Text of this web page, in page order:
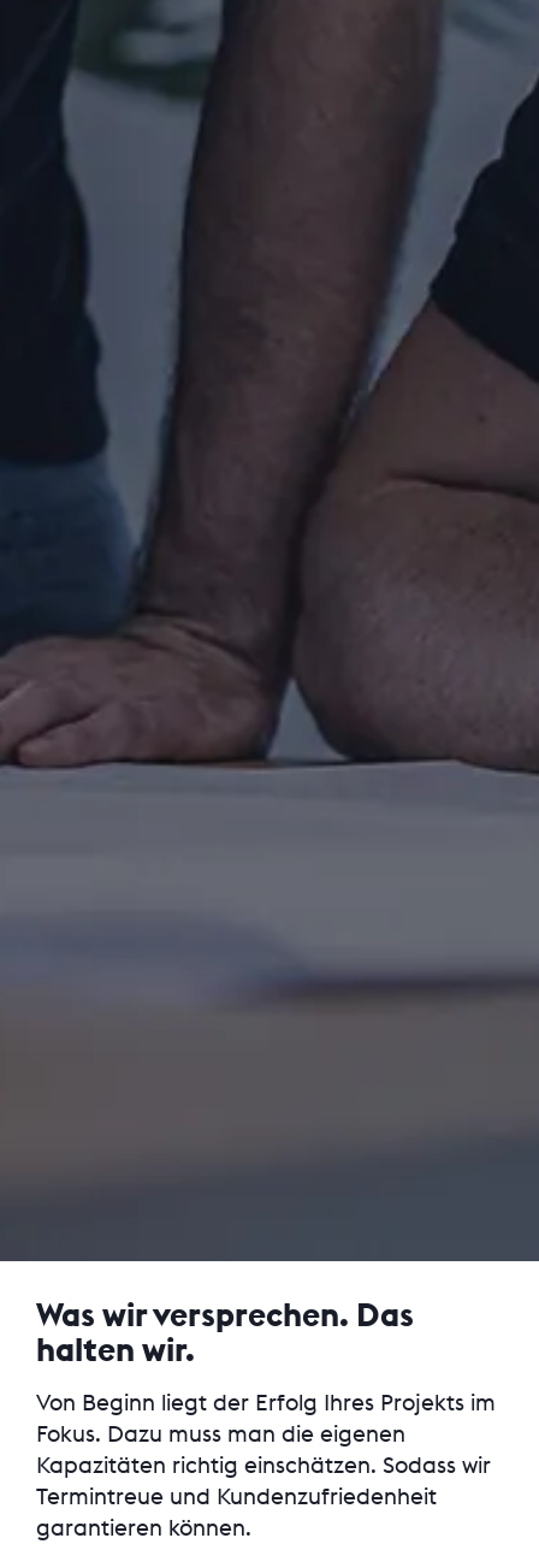
Was wir versprechen. Das
halten wir.
Von Beginn liegt der Erfolg Ihres Projekts im
Fokus. Dazu muss man die eigenen
Kapazitäten richtig einschätzen. Sodass wir
Termintreue und Kundenzufriedenheit
garantieren können.